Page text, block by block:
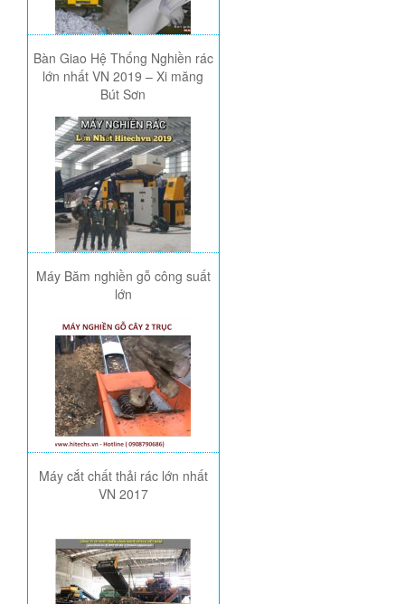
Bàn Giao Hệ Thống Nghiền rác
lớn nhất VN 2019 – Xi măng
Bút Sơn
Máy Băm nghiền gỗ công suất
lớn
Máy cắt chất thải rác lớn nhất
VN 2017